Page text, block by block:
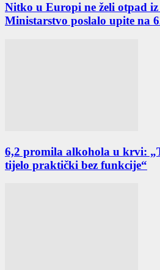
Nitko u Europi ne želi otpad iz
Ministarstvo poslalo upite na
6,2 promila alkohola u krvi:
tijelo praktički bez funkcije“